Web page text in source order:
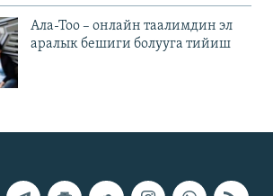
Ала-Тоо – онлайн таалимдин эл
аралык бешиги болууга тийиш